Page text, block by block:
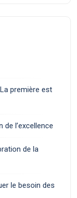
première est
de l’excellence
de la
le besoin des